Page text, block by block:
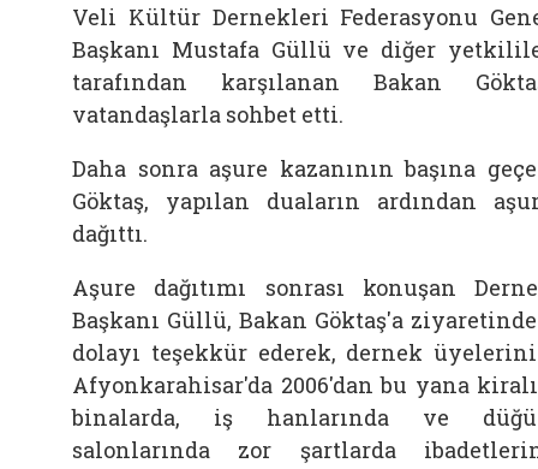
Veli Kültür Dernekleri Federasyonu
Başkanı Mustafa Güllü ve diğer
tarafından karşılanan Bakan
vatandaşlarla sohbet etti.
Daha sonra aşure kazanının başına
Göktaş, yapılan duaların ardından
dağıttı.
Aşure dağıtımı sonrası konuşan
Başkanı Güllü, Bakan Göktaş'a
dolayı teşekkür ederek, dernek
Afyonkarahisar'da 2006'dan bu yana
binalarda, iş hanlarında ve
salonlarında zor şartlarda